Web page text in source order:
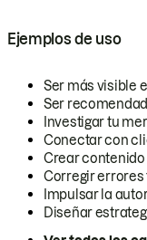
Ejemplos de uso
Ser más visible
Ser
Investigar tu
Conectar con
Crear
Corregir
Impulsar la
Diseñar